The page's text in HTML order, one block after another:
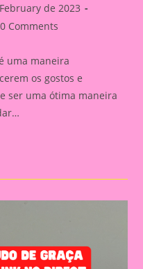
de 2023
0 Comments
uma maneira
os gostos e
ser uma ótima maneira